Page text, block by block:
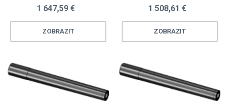
1 647,59 €
ZOBRAZIT
1 508,61 €
ZOBRAZIT